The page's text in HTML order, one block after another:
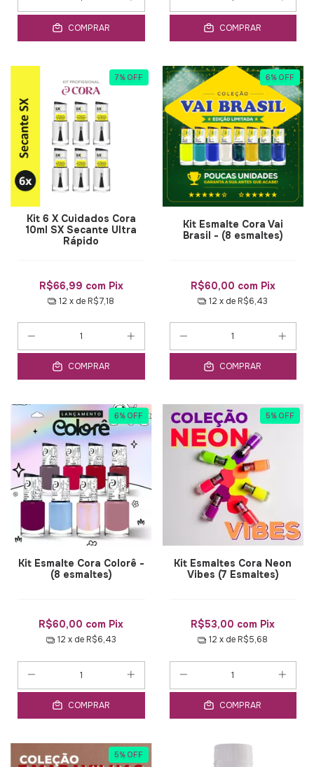
COMPRAR COMPRAR
7% OFF
Kit 6 X Cuidados Cora
10ml SX Secante Ultra
Rápido
R$66,99 com Pix
12 x de R$7,18
COMPRAR
6% OFF
Kit Esmalte Cora Vai
Brasil - (8 esmaltes)
R$60,00 com Pix
12 x de R$6,43
COMPRAR
6% OFF
Kit Esmalte Cora Colorê -
(8 esmaltes)
R$60,00 com Pix
12 x de R$6,43
COMPRAR
5% OFF
Kit Esmaltes Cora Neon
Vibes (7 Esmaltes)
R$53,00 com Pix
12 x de R$5,68
COMPRAR
5% OFF